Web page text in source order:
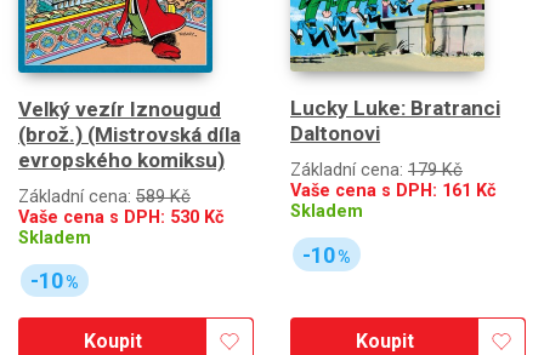
Velký vezír Iznougud
(brož.) (Mistrovská díla
evropského komiksu)
Základní cena: 589 Kč
Vaše cena s DPH: 530 Kč
Skladem
-10%
Koupit
Lucky Luke: Bratranci
Daltonovi
Základní cena: 179 Kč
Vaše cena s DPH: 161 Kč
Skladem
-10%
Koupit